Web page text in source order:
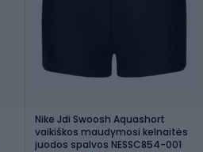
Nike Jdi Swoosh Aquashort
vaikiškos maudymosi kelnaitės
juodos spalvos NESSC854-001